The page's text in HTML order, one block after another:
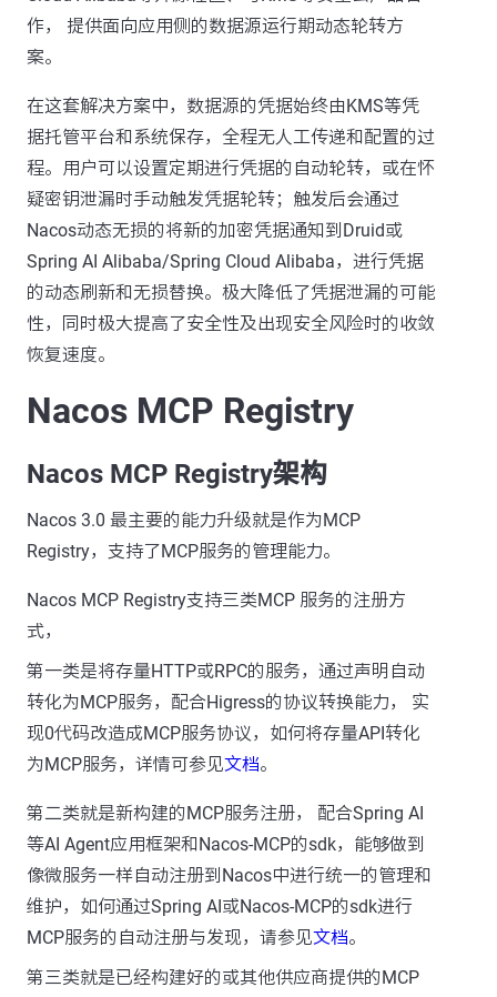
作， 提供面向应用侧的数据源运行期动态轮转方
案。
在这套解决方案中，数据源的凭据始终由KMS等凭
据托管平台和系统保存，全程无人工传递和配置的过
程。用户可以设置定期进行凭据的自动轮转，或在怀
疑密钥泄漏时手动触发凭据轮转；触发后会通过
Nacos动态无损的将新的加密凭据通知到Druid或
Spring AI Alibaba/Spring Cloud Alibaba，进行凭据
的动态刷新和无损替换。极大降低了凭据泄漏的可能
性，同时极大提高了安全性及出现安全风险时的收敛
恢复速度。
Nacos MCP Registry
Nacos MCP Registry架构
Nacos 3.0 最主要的能力升级就是作为MCP
Registry，支持了MCP服务的管理能力。
Nacos MCP Registry支持三类MCP 服务的注册方
式，
第一类是将存量HTTP或RPC的服务，通过声明自动
转化为MCP服务，配合Higress的协议转换能力， 实
现0代码改造成MCP服务协议，如何将存量API转化
为MCP服务，详情可参见文档。
第二类就是新构建的MCP服务注册， 配合Spring AI
等AI Agent应用框架和Nacos-MCP的sdk，能够做到
像微服务一样自动注册到Nacos中进行统一的管理和
维护，如何通过Spring AI或Nacos-MCP的sdk进行
MCP服务的自动注册与发现，请参见文档。
第三类就是已经构建好的或其他供应商提供的MCP